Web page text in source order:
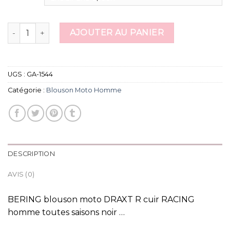
quantité de blouson moto homme
AJOUTER AU PANIER
UGS : GA-1544
Catégorie : Blouson Moto Homme
DESCRIPTION
AVIS (0)
BERING blouson moto DRAXT R cuir RACING
homme toutes saisons noir …